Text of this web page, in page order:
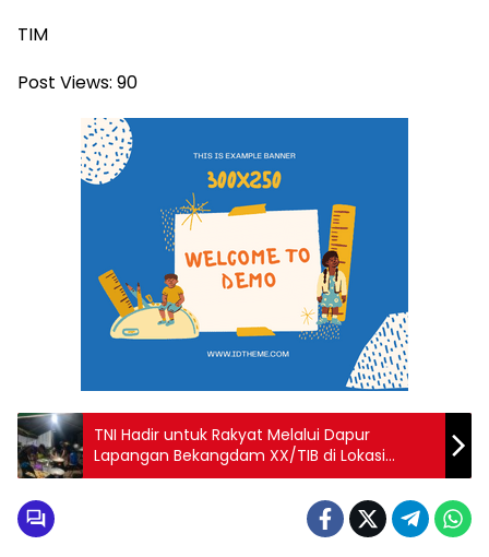
TIM
Post Views: 90
TNI Hadir untuk Rakyat Melalui Dapur
Lapangan Bekangdam XX/TIB di Lokasi
Pembangunan Jembatan Bailey